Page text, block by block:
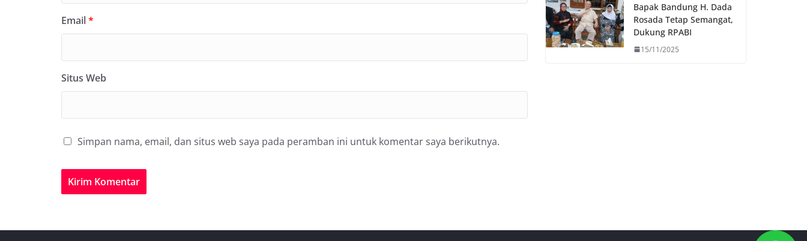
Email*
Situs Web
Simpan nama, email, dan situs web saya pada peramban ini untuk komentar saya berikutnya.
Bapak Bandung H. Dada
Rosada Tetap Semangat,
Dukung RPABI
15/11/2025